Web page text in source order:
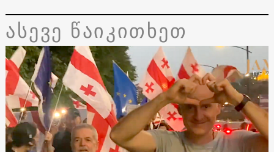
ასევე წაიკითხეთ